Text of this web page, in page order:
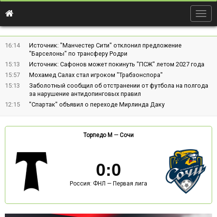
16:14
Источник: "Манчестер Сити" отклонил предложение
"Барселоны" по трансферу Родри
15:13
Источник: Сафонов может покинуть "ПСЖ" летом 2027 года
15:57
Мохамед Салах стал игроком "Трабзонспора"
15:13
Заболотный сообщил об отстранении от футбола на полгода
за нарушение антидопинговых правил
12:15
"Спартак" объявил о переходе Мирлинда Даку
Торпедо М — Сочи
0:0
Россия: ФНЛ — Первая лига